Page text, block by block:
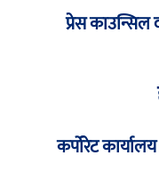
प्रेस काउन्सिल
कर्पोरेट